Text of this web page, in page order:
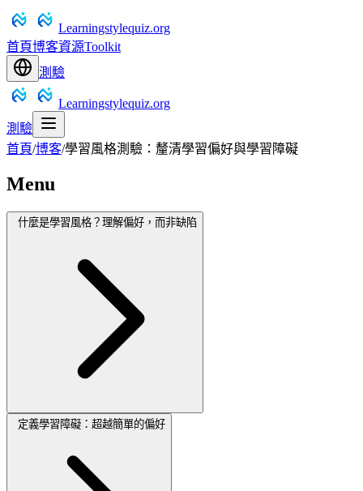
Learningstylequiz.org
首頁博客資源Toolkit
測驗
Learningstylequiz.org
測驗
首頁/博客/學習風格測驗：釐清學習偏好與學習障礙
Menu
什麼是學習風格？理解偏好，而非缺陷
定義學習障礙：超越簡單的偏好